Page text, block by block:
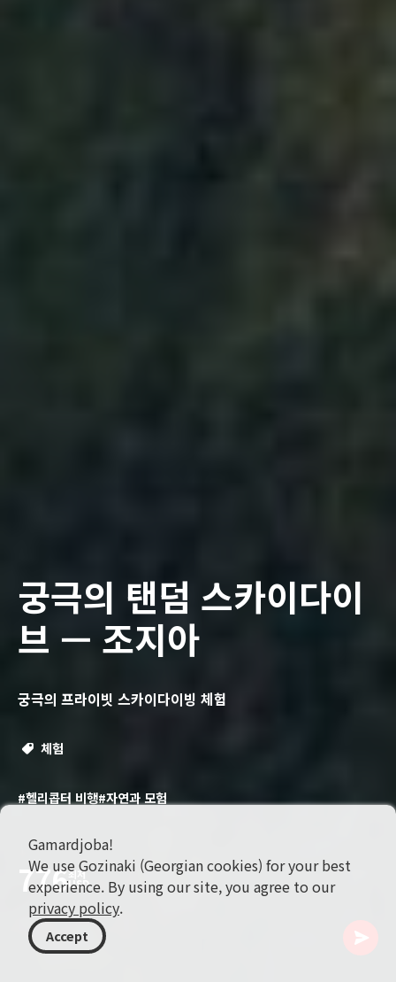
궁극의 탠덤 스카이다이
브 — 조지아
궁극의 프라이빗 스카이다이빙 체험
체험
#헬리콥터 비행#자연과 모험
776최저
USD
Gamardjoba!
We use Gozinaki (Georgian cookies) for your best
experience. By using our site, you agree to our
privacy policy.
Accept